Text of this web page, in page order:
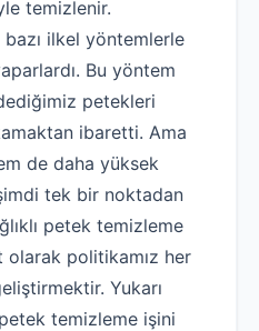
temizlenir.
ilkel yöntemlerle
Bu yöntem
petekleri
ibaretti. Ama
de daha yüksek
tek bir noktadan
petek temizleme
olarak politikamız her
Yukarı
temizleme işini